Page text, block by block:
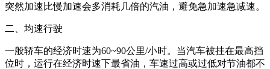
突然加速比慢加速会多消耗几倍的汽油，避免急加速急减速。
二、均速行驶
一般轿车的经济时速为60~90公里/小时。当汽车被挂在最高挡
位时，运行在经济时速下最省油，车速过高或过低对节油都不